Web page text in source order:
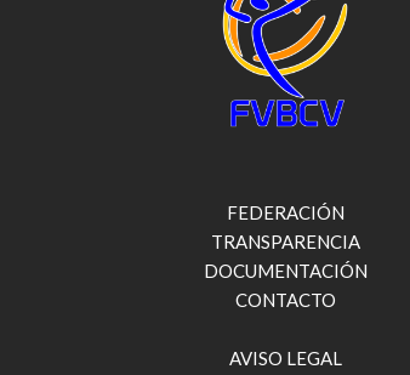
FEDERACIÓN
TRANSPARENCIA
DOCUMENTACIÓN
CONTACTO
AVISO LEGAL